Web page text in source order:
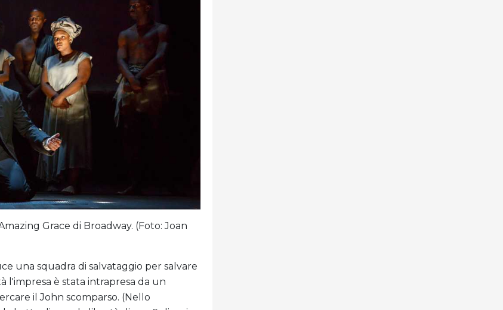
Grace di Broadway. (Foto: Joan
una squadra di salvataggio per salvare
l'impresa è stata intrapresa da un
il John scomparso. (Nello